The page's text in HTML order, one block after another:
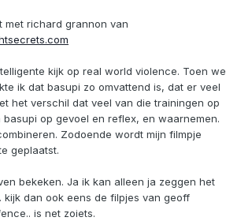
met richard grannon van
kijk op real world violence. Toen we
ik dat basupi zo omvattend is, dat er veel
het verschil dat veel van die trainingen op
op gevoel en reflex, en waarnemen.
Zodoende wordt mijn filmpje
geplaatst.
bekeken. Ja ik kan alleen ja zeggen het
kijk dan ook eens de filpjes van geoff
is net zoiets.